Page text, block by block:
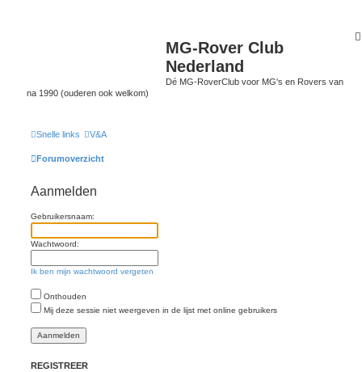
MG-Rover Club
Nederland
Dé MG-RoverClub voor MG's en Rovers van
na 1990 (ouderen ook welkom)
Snelle links V&A
Forumoverzicht
Aanmelden
Gebruikersnaam:
Wachtwoord:
Ik ben mijn wachtwoord vergeten
Onthouden
Mij deze sessie niet weergeven in de lijst met online gebruikers
REGISTREER